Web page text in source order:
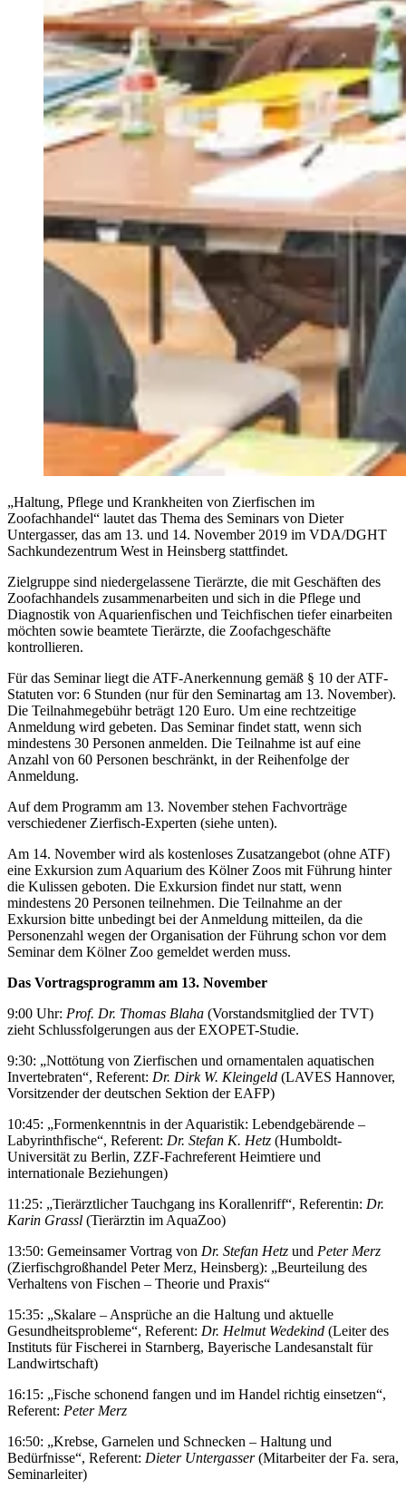
„Haltung, Pflege und Krankheiten von Zierfischen im
Zoofachhandel“ lautet das Thema des Seminars von Dieter
Untergasser, das am 13. und 14. November 2019 im VDA/DGHT
Sachkundezentrum West in Heinsberg stattfindet.
Zielgruppe sind niedergelassene Tierärzte, die mit Geschäften des
Zoofachhandels zusammenarbeiten und sich in die Pflege und
Diagnostik von Aquarienfischen und Teichfischen tiefer einarbeiten
möchten sowie beamtete Tierärzte, die Zoofachgeschäfte
kontrollieren.
Für das Seminar liegt die ATF-Anerkennung gemäß § 10 der ATF-
Statuten vor: 6 Stunden (nur für den Seminartag am 13. November).
Die Teilnahmegebühr beträgt 120 Euro. Um eine rechtzeitige
Anmeldung wird gebeten. Das Seminar findet statt, wenn sich
mindestens 30 Personen anmelden. Die Teilnahme ist auf eine
Anzahl von 60 Personen beschränkt, in der Reihenfolge der
Anmeldung.
Auf dem Programm am 13. November stehen Fachvorträge
verschiedener Zierfisch-Experten (siehe unten).
Am 14. November wird als kostenloses Zusatzangebot (ohne ATF)
eine Exkursion zum Aquarium des Kölner Zoos mit Führung hinter
die Kulissen geboten. Die Exkursion findet nur statt, wenn
mindestens 20 Personen teilnehmen. Die Teilnahme an der
Exkursion bitte unbedingt bei der Anmeldung mitteilen, da die
Personenzahl wegen der Organisation der Führung schon vor dem
Seminar dem Kölner Zoo gemeldet werden muss.
Das Vortragsprogramm am 13. November
9:00 Uhr: Prof. Dr. Thomas Blaha (Vorstandsmitglied der TVT)
zieht Schlussfolgerungen aus der EXOPET-Studie.
9:30: „Nottötung von Zierfischen und ornamentalen aquatischen
Invertebraten“, Referent: Dr. Dirk W. Kleingeld (LAVES Hannover,
Vorsitzender der deutschen Sektion der EAFP)
10:45: „Formenkenntnis in der Aquaristik: Lebendgebärende –
Labyrinthfische“, Referent: Dr. Stefan K. Hetz (Humboldt-
Universität zu Berlin, ZZF-Fachreferent Heimtiere und
internationale Beziehungen)
11:25: „Tierärztlicher Tauchgang ins Korallenriff“, Referentin: Dr.
Karin Grassl (Tierärztin im AquaZoo)
13:50: Gemeinsamer Vortrag von Dr. Stefan Hetz und Peter Merz
(Zierfischgroßhandel Peter Merz, Heinsberg): „Beurteilung des
Verhaltens von Fischen – Theorie und Praxis“
15:35: „Skalare – Ansprüche an die Haltung und aktuelle
Gesundheitsprobleme“, Referent: Dr. Helmut Wedekind (Leiter des
Instituts für Fischerei in Starnberg, Bayerische Landesanstalt für
Landwirtschaft)
16:15: „Fische schonend fangen und im Handel richtig einsetzen“,
Referent: Peter Merz
16:50: „Krebse, Garnelen und Schnecken – Haltung und
Bedürfnisse“, Referent: Dieter Untergasser(Mitarbeiter der Fa. sera,
Seminarleiter)